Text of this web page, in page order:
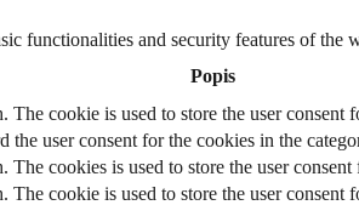
functionalities and security features of the
Popis
cookie is used to store the user
the user consent for the cookies in the
cookies is used to store the user
cookie is used to store the user consent